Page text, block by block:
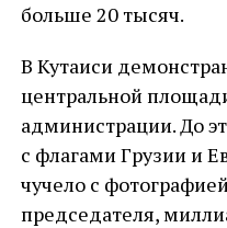
больше 20 тысяч.
В Кутаиси
центральной
администрации. До
с флагами Грузии и
чучело с
председателя,